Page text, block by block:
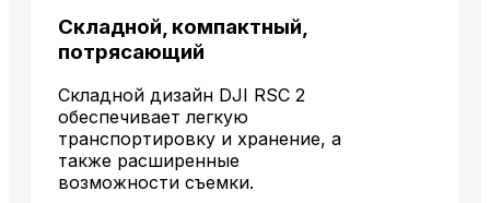
Складной, компактный,
потрясающий
Складной дизайн DJI RSC 2
обеспечивает легкую
транспортировку и хранение, а
также расширенные
возможности съемки.